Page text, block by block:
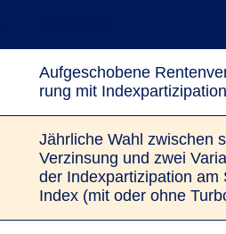
Auf­gescho­bene
rung mit Index­parti­zipation
Jährliche Wahl zwischen
Verzinsung und zwei
der Index­parti­zipation am
Index (mit oder ohne